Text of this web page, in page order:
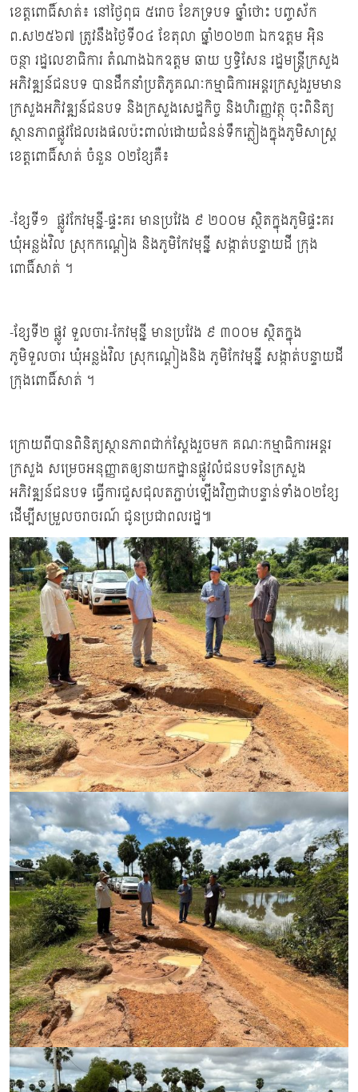
ខេត្តពោធិ៍សាត់៖ នៅថ្ងៃពុធ ៥រោច ខែភទ្របទ ឆ្នាំថោះ បញ្ចស័ក
ព.ស២៥៦៧ ត្រូវនឹងថ្ងៃទី០៤ ខែតុលា ឆ្នាំ២០២៣ ឯកឧត្តម អុិន
ចន្ថា រដ្ឋលេខាធិការ តំណាងឯកឧត្តម ឆាយ ឫទ្ធិសែន រដ្ឋមន្ត្រីក្រសួង
អភិវឌ្ឍន៍ជនបទ បានដឹកនាំប្រតិភូគណៈកម្មាធិការអន្តរក្រសួងរួមមាន
ក្រសួងអភិវឌ្ឍន៍ជនបទ និងក្រសួងសេដ្ឋកិច្ច និងហិរញ្ញវត្ថុ ចុះពិនិត្យ
ស្ថានភាពផ្លូវដែលរងផលប៉ះពាល់ដោយជំនន់ទឹកភ្លៀងក្នុងភូមិសាស្ត្រ
ខេត្តពោធិ៍សាត់ ចំនួន ០២ខ្សែគឺ៖
-ខ្សែទី១ ផ្លូវកែវមុន្នី-ផ្ទះគរ មានប្រវែង ៩ ២០០ម ស្ថិតក្នុងភូមិផ្ទះគរ
ឃុំអន្លង់វិល ស្រុកកណ្តៀង និងភូមិកែវមុនី្ន សង្កាត់បន្ទាយដី ក្រុង
ពោធិ៍សាត់ ។
-ខ្សែទី២ ផ្លូវ ទួលចារ-កែវមុន្នី មានប្រវែង ៩ ៣០០ម ស្ថិតក្នុង
ភូមិទួលចារ ឃុំអន្លង់វិល ស្រុកណ្តៀងនិង ភូមិកែវមុន្នី សង្កាត់បន្ទាយដី
ក្រុងពោធិ៍សាត់ ។
ក្រោយពីបានពិនិត្យស្ថានភាពជាក់ស្តែងរួចមក គណៈកម្មាធិការអន្តរ
ក្រសួង សម្រេចអនុញ្ញាតឲ្យនាយកដ្ឋានផ្លូវលំជនបទនៃក្រសួង
អភិវឌ្ឍន៍ជនបទ ធ្វើការជួសជុលតភ្ជាប់ឡើងវិញជាបន្ទាន់ទាំង០២ខ្សែ
ដើម្បីសម្រួលចរាចរណ៍ ជូនប្រជាពលរដ្ឋ៕